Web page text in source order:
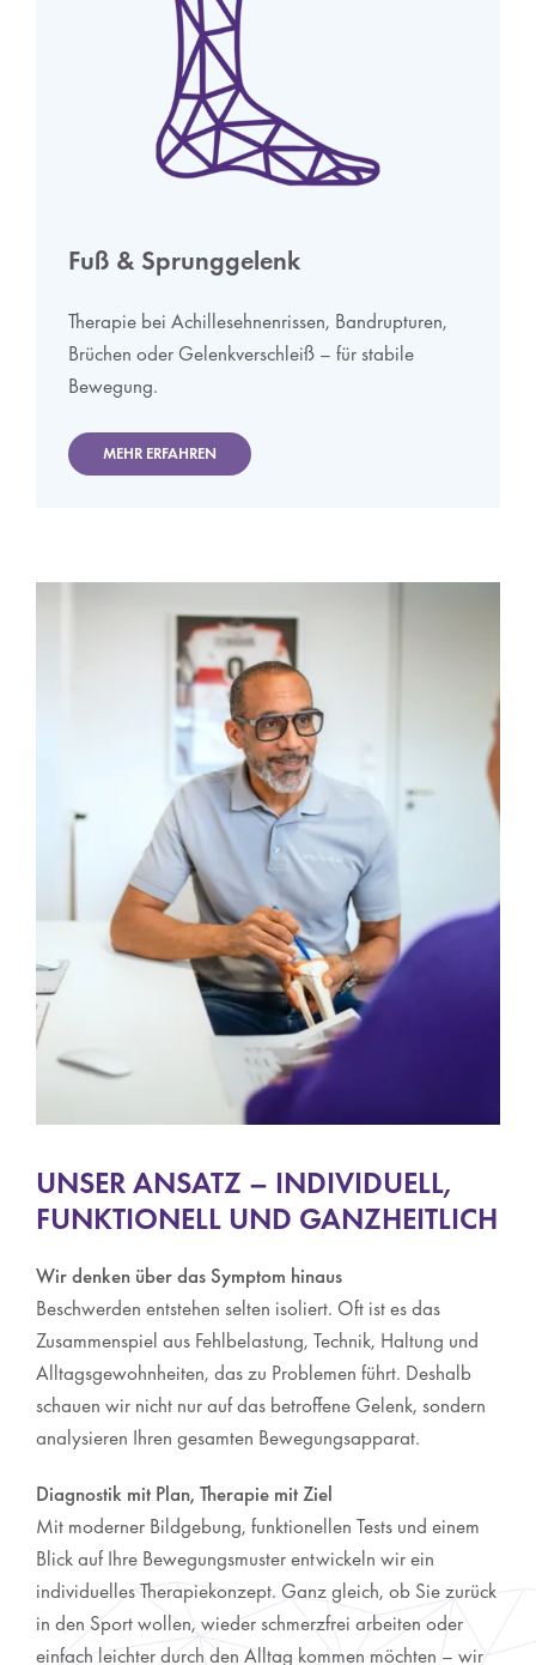
Fuß & Sprunggelenk
Therapie bei Achillesehnenrissen, Bandrupturen,
Brüchen oder Gelenkverschleiß – für stabile
Bewegung.
MEHR ERFAHREN
UNSER ANSATZ – INDIVIDUELL,
FUNKTIONELL UND GANZHEITLICH
Wir denken über das Symptom hinaus
Beschwerden entstehen selten isoliert. Oft ist es das
Zusammenspiel aus Fehlbelastung, Technik, Haltung und
Alltagsgewohnheiten, das zu Problemen führt. Deshalb
schauen wir nicht nur auf das betroffene Gelenk, sondern
analysieren Ihren gesamten Bewegungsapparat.
Diagnostik mit Plan, Therapie mit Ziel
Mit moderner Bildgebung, funktionellen Tests und einem
Blick auf Ihre Bewegungsmuster entwickeln wir ein
individuelles Therapiekonzept. Ganz gleich, ob Sie zurück
in den Sport wollen, wieder schmerzfrei arbeiten oder
einfach leichter durch den Alltag kommen möchten – wir